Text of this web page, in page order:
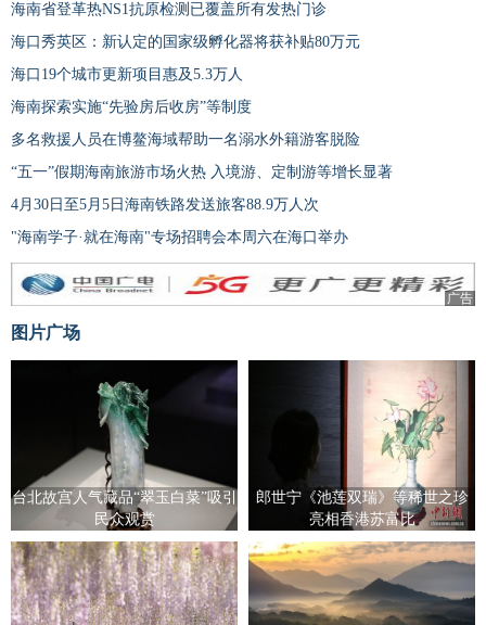
海南省登革热NS1抗原检测已覆盖所有发热门诊
海口秀英区：新认定的国家级孵化器将获补贴80万元
海口19个城市更新项目惠及5.3万人
海南探索实施“先验房后收房”等制度
多名救援人员在博鳌海域帮助一名溺水外籍游客脱险
“五一”假期海南旅游市场火热 入境游、定制游等增长显著
4月30日至5月5日海南铁路发送旅客88.9万人次
"海南学子·就在海南"专场招聘会本周六在海口举办
广告
图片广场
台北故宫人气藏品“翠玉白菜”吸引
民众观赏
郎世宁《池莲双瑞》等稀世之珍
亮相香港苏富比